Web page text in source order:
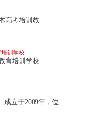
高考培训教
培训学校
育培训学校
成立于2009年，位